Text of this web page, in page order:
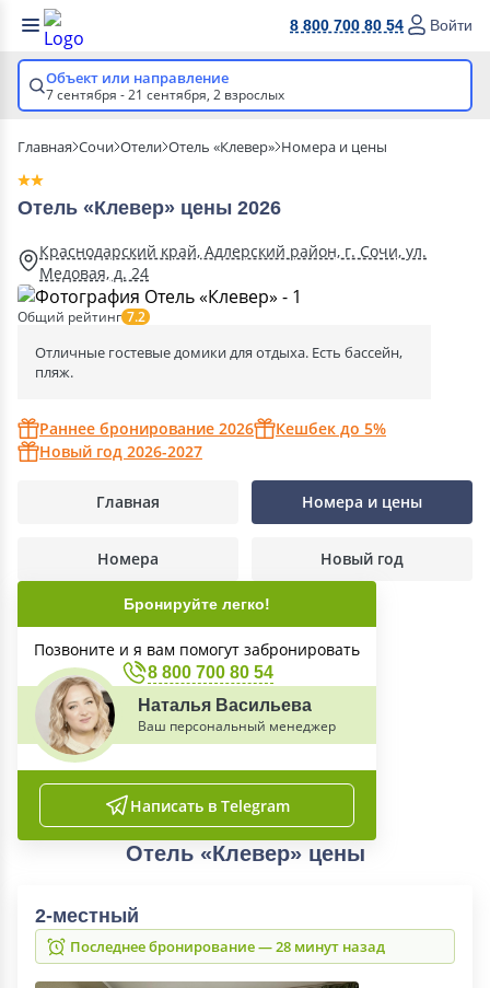
8 800 700 80 54 Войти
Объект или направление
7 сентября - 21 сентября, 2 взрослых
Главная Сочи Отели Отель «Клевер» Номера и цены
Отель «Клевер» цены 2026
Краснодарский край, Адлерский район, г. Сочи, ул.
Медовая, д. 24
Общий рейтинг 7.2
Отличные гостевые домики для отдыха. Есть бассейн,
пляж.
Раннее бронирование 2026
Кешбек до 5%
Новый год 2026-2027
Главная Номера и цены
Номера Новый год
Бронируйте легко!
Позвоните и я вам помогут забронировать
8 800 700 80 54
Наталья Васильева
Ваш персональный менеджер
Написать в Telegram
Отель «Клевер» цены
2-местный
Последнее бронирование — 28 минут назад